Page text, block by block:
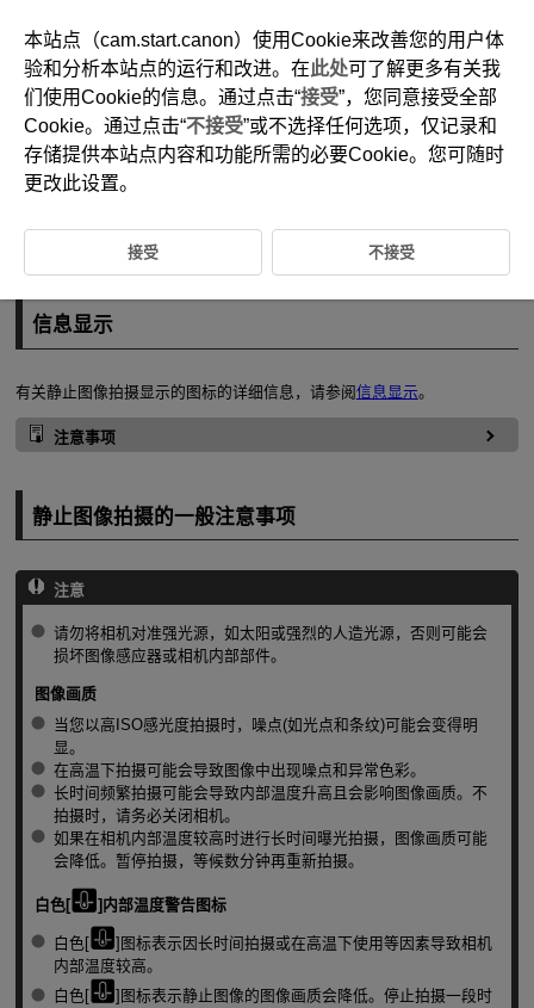
D180-101
常规静止图像拍摄
静止图像拍摄的一般注意事项
信息显示
有关静止图像拍摄显示的图标的详细信息，请参阅信息显示。
注意事项
静止图像拍摄的一般注意事项
注意
请勿将相机对准强光源，如太阳或强烈的人造光源，否则可能会
损坏图像感应器或相机内部部件。
图像画质
当您以高ISO感光度拍摄时，噪点(如光点和条纹)可能会变得明
显。
在高温下拍摄可能会导致图像中出现噪点和异常色彩。
长时间频繁拍摄可能会导致内部温度升高且会影响图像画质。不
拍摄时，请务必关闭相机。
如果在相机内部温度较高时进行长时间曝光拍摄，图像画质可能
会降低。暂停拍摄，等候数分钟再重新拍摄。
白色[ ]内部温度警告图标
白色[
]图标表示因长时间拍摄或在高温下使用等因素导致相机
内部温度较高。
白色[
]图标表示静止图像的图像画质会降低。停止拍摄一段时
本站点（cam.start.canon）使用Cookie来改善您的用户体
验和分析本站点的运行和改进。在此处可了解更多有关我
们使用Cookie的信息。通过点击“接受”，您同意接受全部
Cookie。通过点击“不接受”或不选择任何选项，仅记录和
存储提供本站点内容和功能所需的必要Cookie。您可随时
更改此设置。
接受 不接受